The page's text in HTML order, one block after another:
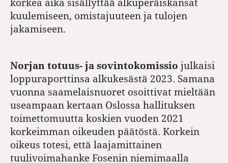
kuulemiseen, omistajuuteen ja tulojen
jakamiseen.
Norjan totuus- ja sovintokomissio julkaisi
loppuraporttinsa alkukesästä 2023. Samana
vuonna saamelaisnuoret osoittivat mieltään
useampaan kertaan Oslossa hallituksen
toimettomuutta koskien vuoden 2021
korkeimman oikeuden päätöstä. Korkein
oikeus totesi, että laajamittainen
tuulivoimahanke Fosenin niemimaalla